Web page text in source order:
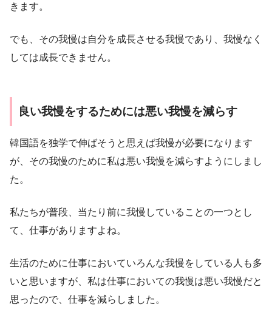
きます。
でも、その我慢は自分を成長させる我慢であり、我慢なく
しては成長できません。
良い我慢をするためには悪い我慢を減らす
韓国語を独学で伸ばそうと思えば我慢が必要になります
が、その我慢のために私は悪い我慢を減らすようにしまし
た。
私たちが普段、当たり前に我慢していることの一つとし
て、仕事がありますよね。
生活のために仕事においていろんな我慢をしている人も多
いと思いますが、私は仕事においての我慢は悪い我慢だと
思ったので、仕事を減らしました。